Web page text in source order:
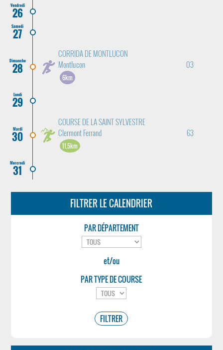
Vendredi
26
Samedi
27
Dimanche
28
CORRIDA DE MONTLUCON
Montlucon
03
6km
Lundi
29
Mardi
30
COURSE DE LA SAINT SYLVESTRE
Clermont Ferrand
63
11,5km
Mercredi
31
FILTRER LE CALENDRIER
PAR DÉPARTEMENT
et/ou
PAR TYPE DE COURSE